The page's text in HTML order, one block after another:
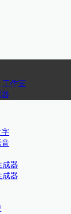
作室
成器
成器